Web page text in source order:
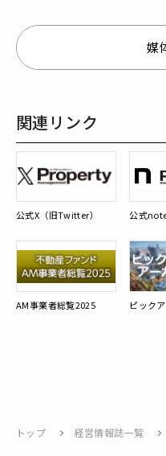
媒
関連リンク
公式X（旧Twitter） 公式
AM事業者総覧2025 ピック
トップ 経営情報誌一覧